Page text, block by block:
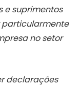
e suprimentos
particularmente
no setor
declarações